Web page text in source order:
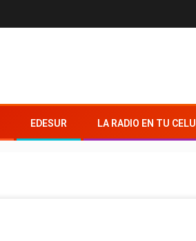
EDESUR LA RADIO EN TU CELU